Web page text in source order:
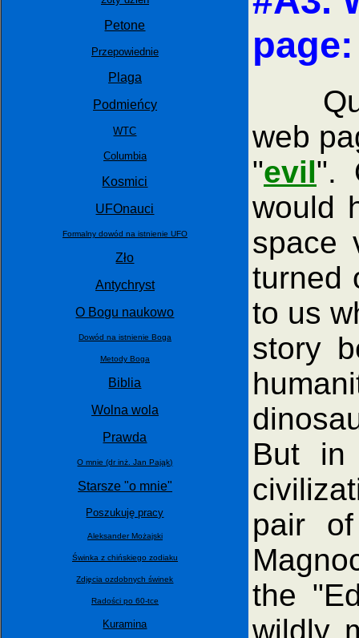
Petone
Przepowiednie
Plaga
Podmieńcy
WTC
Columbia
Kosmici
UFOnauci
Formalny dowód na istnienie UFO
Zło
Antychryst
O Bogu naukowo
Dowód na istnienie Boga
Metody Boga
Biblia
Wolna wola
Prawda
O mnie (dr inż. Jan Pająk)
Starsze "o mnie"
Poszukuję pracy
Aleksander Możajski
Świnka z chińskiego zodiaku
Zdjęcia ozdobnych świnek
Radości po 60-tce
Kuramina
page:
web
"evil".
would
space
turned
to us
story
But in
pair
the
wildly